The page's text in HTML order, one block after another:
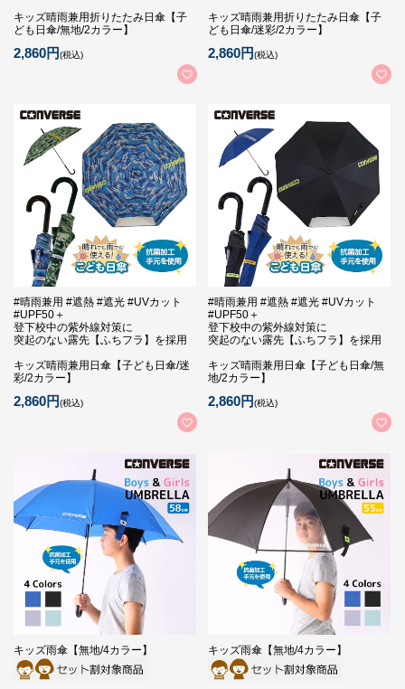
キッズ晴雨兼用折りたたみ日傘【子
ども日傘/無地/2カラー】
2,860円(税込)
キッズ晴雨兼用折りたたみ日傘【子
ども日傘/迷彩/2カラー】
2,860円(税込)
#晴雨兼用 #遮熱 #遮光 #UVカット
#UPF50＋
登下校中の紫外線対策に
突起のない露先【ふちフラ】を採用
キッズ晴雨兼用日傘【子ども日傘/迷
彩/2カラー】
2,860円(税込)
#晴雨兼用 #遮熱 #遮光 #UVカット
#UPF50＋
登下校中の紫外線対策に
突起のない露先【ふちフラ】を採用
キッズ晴雨兼用日傘【子ども日傘/無
地/2カラー】
2,860円(税込)
キッズ雨傘【無地/4カラー】 キッズ雨傘【無地/4カラー】